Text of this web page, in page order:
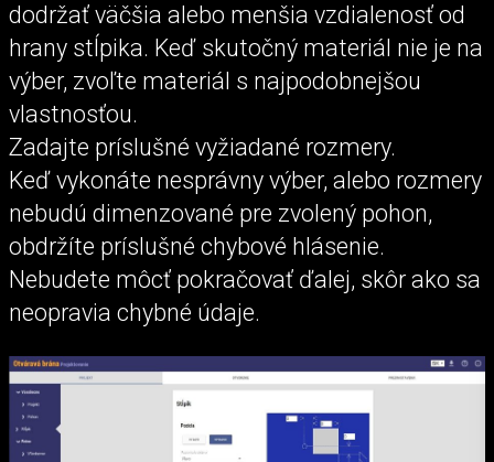
dodržať väčšia alebo menšia vzdialenosť od
hrany stĺpika. Keď skutočný materiál nie je na
výber, zvoľte materiál s najpodobnejšou
vlastnosťou.
Zadajte príslušné vyžiadané rozmery.
Keď vykonáte nesprávny výber, alebo rozmery
nebudú dimenzované pre zvolený pohon,
obdržíte príslušné chybové hlásenie.
Nebudete môcť pokračovať ďalej, skôr ako sa
neopravia chybné údaje.